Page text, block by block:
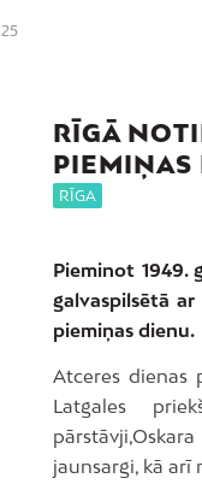
RĪGĀ
PIEMIŅAS
RĪGA
Pieminot 1949.
galvaspilsētā
piemiņas dienu.
Atceres dienas
Latgales
jaunsargi, kā arī